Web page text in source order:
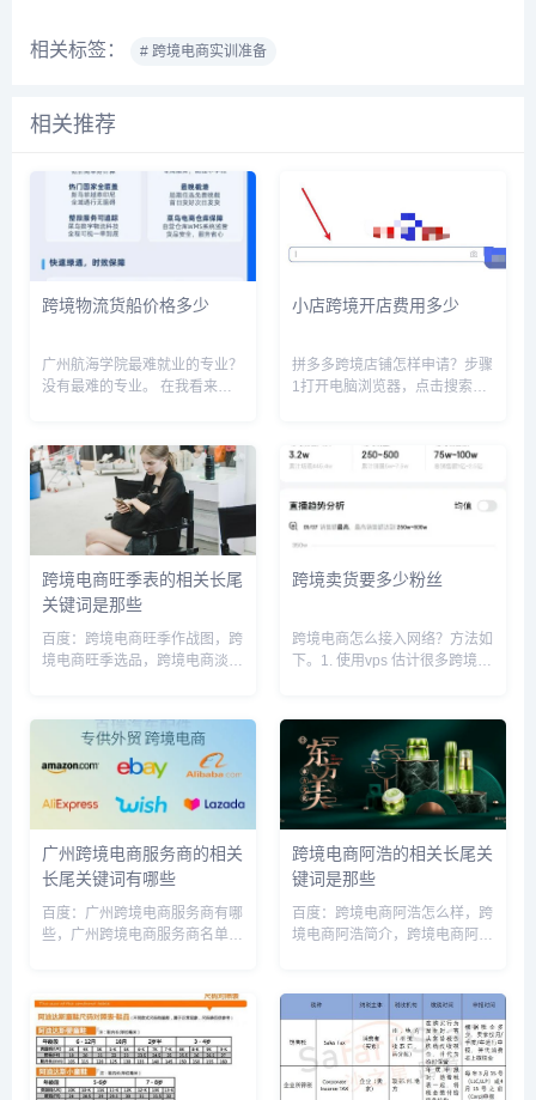
相关标签： # 跨境电商实训准备
相关推荐
跨境物流货船价格多少
广州航海学院最难就业的专业？
没有最难的专业。 在我看来，
对自己人生进行一个规划和思
考，最简单的就是我们所谓的就
业，我们在大学一定要想清楚我
小店跨境开店费用多少
拼多多跨境店铺怎样申请？步骤
1打开电脑浏览器，点击搜索栏
中点击官方网站进入。步骤4进
入官网主页，点击【商家入
击【境外商...
跨境电商旺季表的相关长尾
关键词是那些
百度：跨境电商旺季作战图，跨
境电商旺季选品，跨境电商淡季
跨境电商什么时候上班的，跨境
旺季趋势预测，跨境电商促销节
日，今年跨境电商行情怎样搜
跨境卖货要多少粉丝
跨境电商怎么接入网络？方法如
下。1. 使用vps 估计很多跨境电
建多个虚拟环境,这些虚拟环境
就像多台电脑一样,再加上固定
IP,就可以防止...
广州跨境电商服务商的相关
长尾关键词有哪些
百度：广州跨境电商服务商有哪
些，广州跨境电商服务商名单，
中心官网，广州跨境电商公司排
名前五十，广州十大跨境电商公
司排名，广州跨境电商最有钱的
公司...
跨境电商阿浩的相关长尾关
键词是那些
百度：跨境电商阿浩怎么样，跨
境电商阿浩简介，跨境电商阿浩
商y2，跨境电商joom，跨境电
商tami，跨境电商电商搜狗：跨
境电商laz...